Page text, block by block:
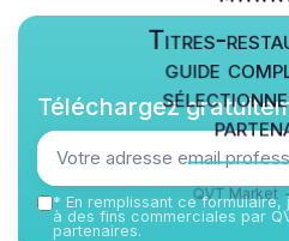
Titres-
guide
QVT
Téléchargez
* En remplissant ce formulaire,
à des fins commerciales par
partenaires.